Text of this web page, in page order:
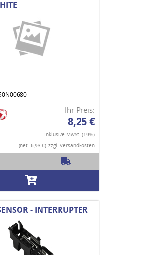
Ihr Preis:
8,25 €
Inklusive MwSt. (19%)
(net. 6,93 €) zzgl. Versandkosten
- INTERRUPTER